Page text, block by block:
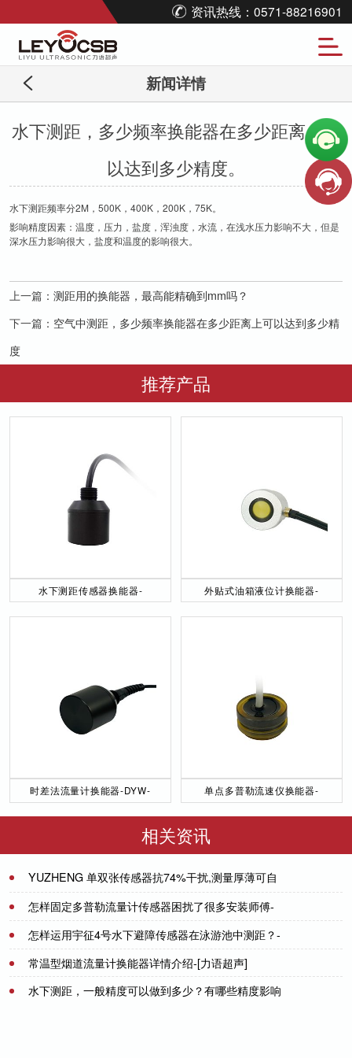
资讯热线：0571-88216901
新闻详情
水下测距，多少频率换能器在多少距离上可
以达到多少精度。
水下测距频率分2M，500K，400K，200K，75K。
影响精度因素：温度，压力，盐度，浑浊度，水流，在浅水压力影响不大，但是
深水压力影响很大，盐度和温度的影响很大。
上一篇： 测距用的换能器，最高能精确到mm吗？
下一篇： 空气中测距，多少频率换能器在多少距离上可以达到多少精
度
推荐产品
水下测距传感器换能器-
外贴式油箱液位计换能器-
时差法流量计换能器-DYW- 单点多普勒流速仪换能器-
相关资讯
YUZHENG 单双张传感器抗74%干扰,测量厚薄可自
动切换厂家直销
怎样固定多普勒流量计传感器困扰了很多安装师傅-
[力语超声]
怎样运用宇征4号水下避障传感器在泳游池中测距？-
[力语超声]
常温型烟道流量计换能器详情介绍-[力语超声]
水下测距，一般精度可以做到多少？有哪些精度影响